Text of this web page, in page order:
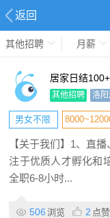
返回
其他招聘 月薪
居家日结
其他招聘 洛
男女不限
无锡灜成网络科技有限
【关于我们】1、直
注于优质人才孵化和
全职6-8小时...
506 浏览 2 点赞